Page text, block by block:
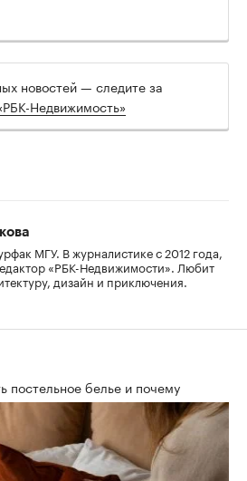
новостей — следите за
Недвижимость»
МГУ. В журналистике с 2012 года,
«РБК-Недвижимости». Любит
дизайн и приключения.
постельное белье и почему